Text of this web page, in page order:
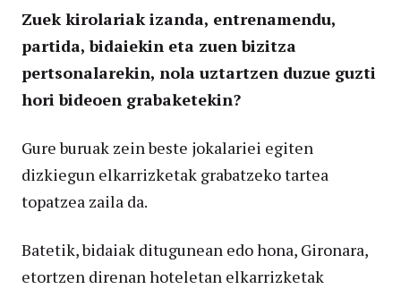
Zuek kirolariak izanda, entrenamendu,
partida, bidaiekin eta zuen bizitza
pertsonalarekin, nola uztartzen duzue guzti
hori bideoen grabaketekin?
Gure buruak zein beste jokalariei egiten
dizkiegun elkarrizketak grabatzeko tartea
topatzea zaila da.
Batetik, bidaiak ditugunean edo hona, Gironara,
etortzen direnan hoteletan elkarrizketak